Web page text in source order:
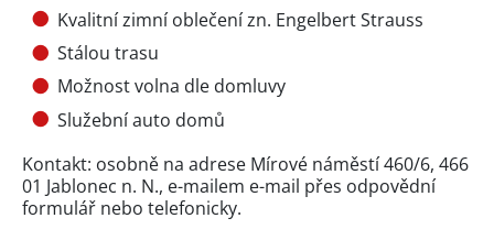
Kvalitní zimní oblečení zn. Engelbert Strauss
Stálou trasu
Možnost volna dle domluvy
Služební auto domů
Kontakt: osobně na adrese Mírové náměstí 460/6, 466
01 Jablonec n. N., e-mailem e-mail přes odpovědní
formulář nebo telefonicky.